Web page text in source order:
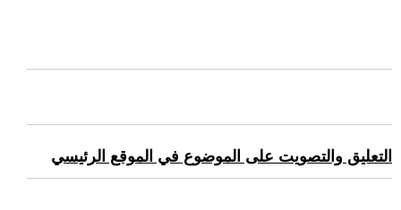
التعليق والتصويت على الموضوع في الموقع الرئيسي